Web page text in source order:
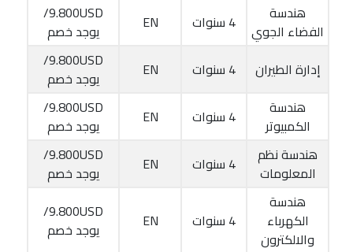
هندسة
الفضاء الجوي
4 سنوات EN
9.800USD/
يوجد خصم
إدارة الطيران
4 سنوات EN
9.800USD/
يوجد خصم
هندسة
الكمبيوتر
4 سنوات EN
9.800USD/
يوجد خصم
هندسة نظم
المعلومات
4 سنوات EN
9.800USD/
يوجد خصم
هندسة
الكهرباء
والالكترون
4 سنوات EN
9.800USD/
يوجد خصم